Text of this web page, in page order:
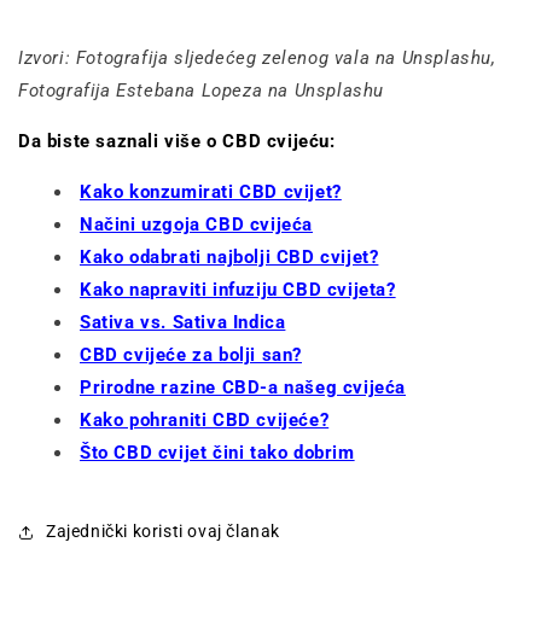
Izvori: Fotografija sljedećeg zelenog vala na Unsplashu,
Fotografija Estebana Lopeza na Unsplashu
Da biste saznali više o CBD cvijeću:
Kako konzumirati CBD cvijet?
Načini uzgoja CBD cvijeća
Kako odabrati najbolji CBD cvijet?
Kako napraviti infuziju CBD cvijeta?
Sativa vs. Sativa Indica
CBD cvijeće za bolji san?
Prirodne razine CBD-a našeg cvijeća
Kako pohraniti CBD cvijeće?
Što CBD cvijet čini tako dobrim
Zajednički koristi ovaj članak